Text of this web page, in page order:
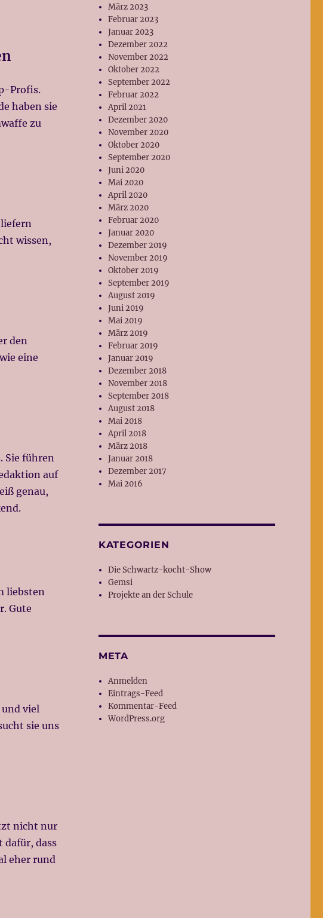
Profis.
haben sie
zu
wissen,
den
eine
Sie führen
auf
genau,
liebsten
Gute
viel
sie uns
nicht nur
dass
eher rund
März 2023
Februar 2023
Januar 2023
Dezember 2022
November 2022
Oktober 2022
September 2022
Februar 2022
April 2021
Dezember 2020
November 2020
Oktober 2020
September 2020
Juni 2020
Mai 2020
April 2020
März 2020
Februar 2020
Januar 2020
Dezember 2019
November 2019
Oktober 2019
September 2019
August 2019
Juni 2019
Mai 2019
März 2019
Februar 2019
Januar 2019
Dezember 2018
November 2018
September 2018
August 2018
Mai 2018
April 2018
März 2018
Januar 2018
Dezember 2017
Mai 2016
KATEGORIEN
Die Schwartz-kocht-Show
Gemsi
Projekte an der Schule
META
Anmelden
Eintrags-Feed
Kommentar-Feed
WordPress.org